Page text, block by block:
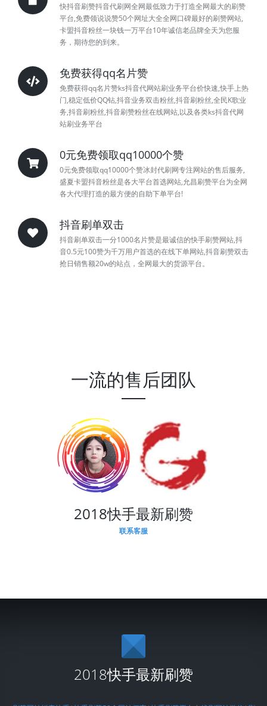
快抖音刷赞抖音代刷网全网最低致力于打造全网最大的刷赞
平台,免费领说说赞50个网址大全全网口碑最好的刷赞网站,
卡盟抖音粉丝一块钱一万平台10年诚信老品牌全天为您服
务，期待您的到来。
免费获得qq名片赞
免费获得qq名片赞ks抖音代网站刷业务平台价快速,快手上热
门,稳定低价QQ钻,抖音业务双击粉丝,抖音刷粉丝,全民K歌业
务,抖音刷粉丝,抖音刷赞粉丝在线网站,以及各类ks抖音代网
站刷业务平台
0元免费领取qq10000个赞
0元免费领取qq10000个赞冰封代刷网专注网站的售后服务,
盛夏卡盟抖音粉丝是各大平台首选网站,允昌刷赞平台为全网
各大代理打造的最方便的自助下单平台!
抖音刷单双击
抖音刷单双击一分1000名片赞是最诚信的快手刷赞网站,抖
音0.5元100赞为千万用户首选的在线下单网站,抖音刷赞双击
抢日销售额20w的站点，全网最大的货源平台。
一流的售后团队
2018快手最新刷赞
联系客服
2018快手最新刷赞